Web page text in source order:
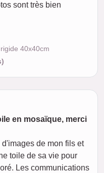
sont très bien
40x40cm
en mosaïque, merci
de mon fils et
toile de sa vie pour
Les communications